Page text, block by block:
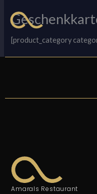
Inhalt
springen
[product_category
Amarals Restaurant